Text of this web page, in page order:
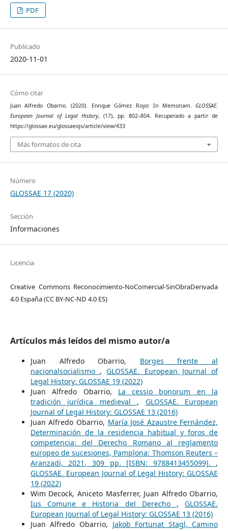
PDF
Publicado
2020-11-01
Cómo citar
Juan Alfredo Obarrio. (2020). Enrique Gómez Royo: In Memoriam.GLOSSAE.
European Journal of Legal History, (17), pp. 802–804. Recuperado a partir de
https://glossae.eu/glossaeojs/article/view/433
Más formatos de cita
Número
GLOSSAE 17 (2020)
Sección
Informaciones
Licencia
Creative Commons Reconocimiento-NoComercial-SinObraDerivada
4.0 España (CC BY-NC-ND 4.0 ES)
Artículos más leídos del mismo autor/a
Juan Alfredo Obarrio, Borges frente al
nacionalsocialismo ,GLOSSAE. European Journal of
Legal History: GLOSSAE 19 (2022)
Juan Alfredo Obarrio, La cessio bonorum en la
tradición jurídica medieval , GLOSSAE. European
Journal of Legal History: GLOSSAE 13 (2016)
Juan Alfredo Obarrio, María José Azaustre Fernández,
Determinación de la residencia habitual y foros de
competencia: del Derecho Romano al reglamento
europeo de sucesiones, Pamplona: Thomson Reuters –
Aranzadi, 2021, 309 pp. [ISBN: 9788413455099]. ,
GLOSSAE. European Journal of Legal History: GLOSSAE
19 (2022)
Wim Decock, Aniceto Masferrer, Juan Alfredo Obarrio,
Ius Comune e Historia del Derecho ,GLOSSAE.
European Journal of Legal History: GLOSSAE 13 (2016)
Juan Alfredo Obarrio, Jakob Fortunat Stagl, Camino